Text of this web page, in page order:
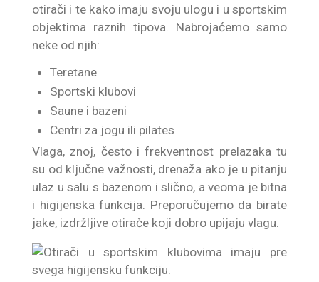
otirači i te kako imaju svoju ulogu i u sportskim
objektima raznih tipova. Nabrojaćemo samo
neke od njih:
Teretane
Sportski klubovi
Saune i bazeni
Centri za jogu ili pilates
Vlaga, znoj, često i frekventnost prelazaka tu
su od ključne važnosti, drenaža ako je u pitanju
ulaz u salu s bazenom i slično, a veoma je bitna
i higijenska funkcija. Preporučujemo da birate
jake, izdržljive otirače koji dobro upijaju vlagu.